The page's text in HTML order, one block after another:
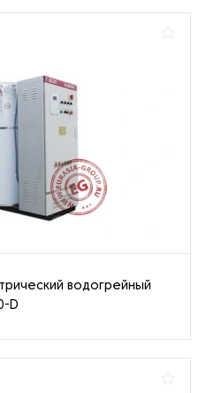
водогрейный
D